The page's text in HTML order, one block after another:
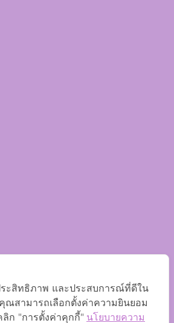
ระสิทธิภาพ และประสบการณ์ที่ดีใน
ณสามารถเลือกตั้งค่าความยินยอม
ก "การตั้งค่าคุกกี้" นโยบายความ